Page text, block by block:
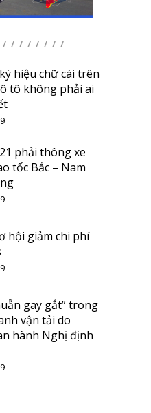
/ / / / / / /
hiệu chữ cái trên
tô không phải ai
phải thông xe
tốc Bắc – Nam
hội giảm chi phí
gay gắt” trong
vận tải do
hành Nghị định